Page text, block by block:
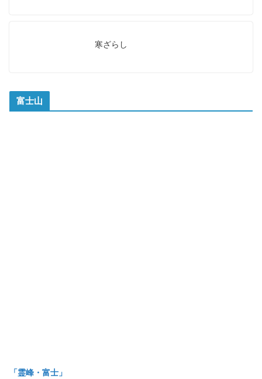
寒ざらし
富士山
「霊峰・富士」